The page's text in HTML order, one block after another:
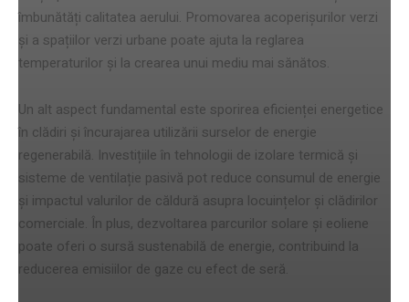
îmbunătăți calitatea aerului. Promovarea acoperișurilor verzi
și a spațiilor verzi urbane poate ajuta la reglarea
temperaturilor și la crearea unui mediu mai sănătos.
Un alt aspect fundamental este sporirea eficienței energetice
în clădiri și încurajarea utilizării surselor de energie
regenerabilă. Investițiile în tehnologii de izolare termică și
sisteme de ventilație pasivă pot reduce consumul de energie
și impactul valurilor de căldură asupra locuințelor și clădirilor
comerciale. În plus, dezvoltarea parcurilor solare și eoliene
poate oferi o sursă sustenabilă de energie, contribuind la
reducerea emisiilor de gaze cu efect de seră.